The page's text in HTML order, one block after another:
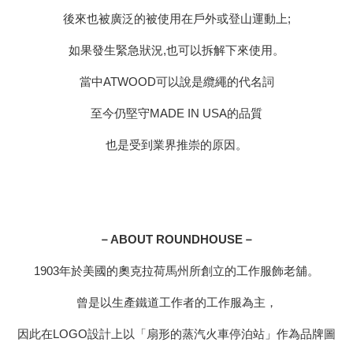
後來也被廣泛的被使用在戶外或登山運動上;
如果發生緊急狀況,也可以拆解下來使用。
當中ATWOOD可以說是纜繩的代名詞
至今仍堅守MADE IN USA的品質
也是受到業界推崇的原因。
－ABOUT ROUNDHOUSE－
1903年於美國的奧克拉荷馬州所創立的工作服飾老舖。
曾是以生產鐵道工作者的工作服為主，
因此在LOGO設計上以「扇形的蒸汽火車停泊站」作為品牌圖